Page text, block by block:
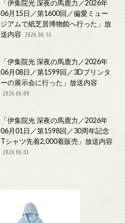
「伊集院光 深夜の馬鹿力／2026年
06月15日／第1600回／偏愛ミュー
ジアムで紙芝居博物館へ行った」放
送内容
2026.06.16
「伊集院光 深夜の馬鹿力／2026年
06月08日／第1599回／3Dプリンタ
ーの展示会に行った」放送内容
2026.06.09
「伊集院光 深夜の馬鹿力／2026年
06月01日／第1598回／30周年記念
Tシャツ先着2,000着販売」放送内容
2026.06.03